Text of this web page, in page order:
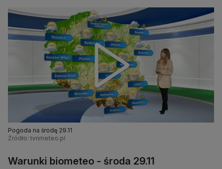
Pogoda na środę 29.11
Źródło: tvnmeteo.pl
Warunki biometeo - środa 29.11